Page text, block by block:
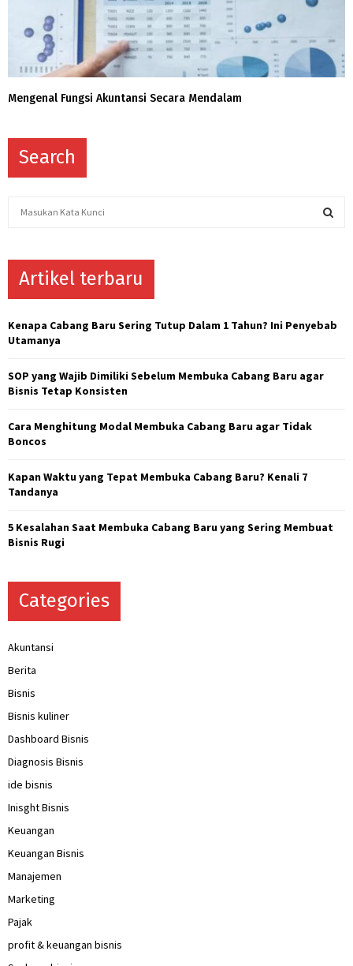
Mengenal Fungsi Akuntansi Secara Mendalam
Search
f
o
r
Artikel terbaru
Kenapa Cabang Baru Sering Tutup Dalam 1 Tahun? Ini Penyebab
Utamanya
SOP yang Wajib Dimiliki Sebelum Membuka Cabang Baru agar
Bisnis Tetap Konsisten
Cara Menghitung Modal Membuka Cabang Baru agar Tidak
Boncos
Kapan Waktu yang Tepat Membuka Cabang Baru? Kenali 7
Tandanya
5 Kesalahan Saat Membuka Cabang Baru yang Sering Membuat
Bisnis Rugi
Categories
Akuntansi
Berita
Bisnis
Bisnis kuliner
Dashboard Bisnis
Diagnosis Bisnis
ide bisnis
Inisght Bisnis
Keuangan
Keuangan Bisnis
Manajemen
Marketing
Pajak
profit & keuangan bisnis